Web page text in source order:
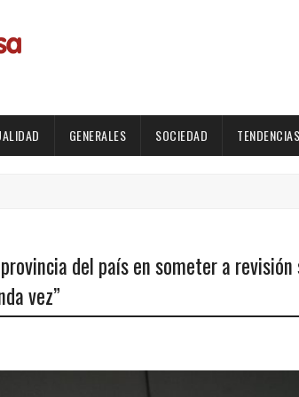
GENERALES SOCIEDAD TENDENCIAS
del país en someter a revisión
vez”